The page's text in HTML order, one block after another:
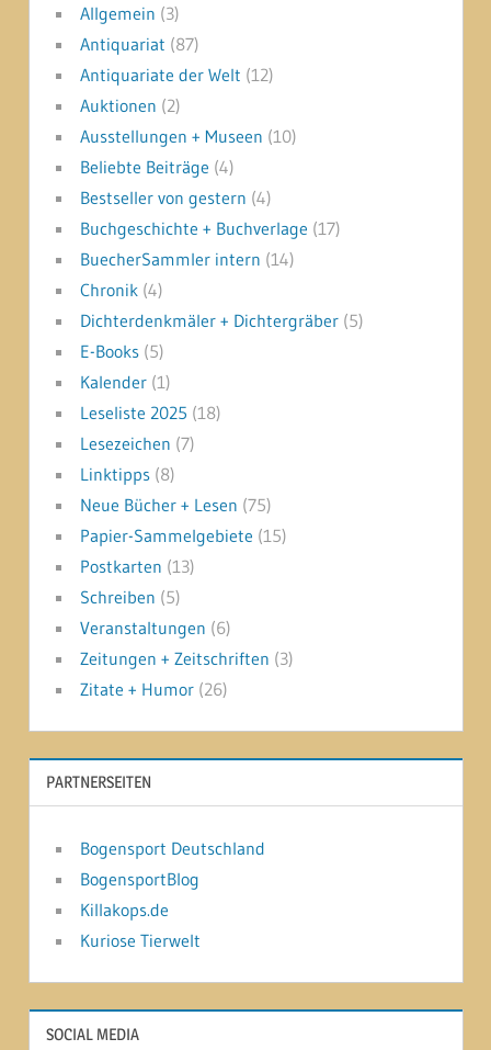
Allgemein (3)
Antiquariat (87)
Antiquariate der Welt (12)
Auktionen (2)
Ausstellungen + Museen (10)
Beliebte Beiträge (4)
Bestseller von gestern (4)
Buchgeschichte + Buchverlage (17)
BuecherSammler intern (14)
Chronik(4)
Dichterdenkmäler + Dichtergräber(5)
E-Books(5)
Kalender(1)
Leseliste 2025 (18)
Lesezeichen (7)
Linktipps(8)
Neue Bücher + Lesen (75)
Papier-Sammelgebiete (15)
Postkarten (13)
Schreiben (5)
Veranstaltungen (6)
Zeitungen + Zeitschriften (3)
Zitate + Humor(26)
PARTNERSEITEN
Bogensport Deutschland
BogensportBlog
Killakops.de
Kuriose Tierwelt
SOCIAL MEDIA